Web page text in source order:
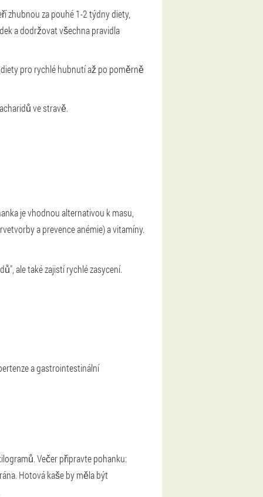
zhubnou za pouhé 1-2 týdny diety,
a dodržovat všechna pravidla
pro rychlé hubnutí až po poměrně
ve stravě.
je vhodnou alternativou k masu,
a prevence anémie) a vitamíny.
ale také zajistí rychlé zasycení.
a gastrointestinální
Večer připravte pohanku:
Hotová kaše by měla být